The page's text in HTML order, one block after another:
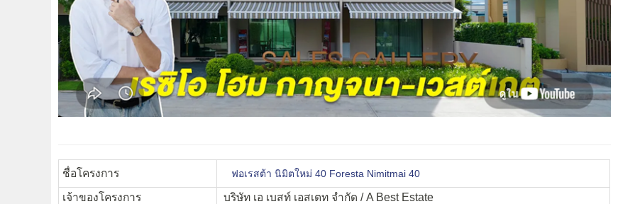
ชื่อโครงการ ฟอเรสต้า นิมิตใหม่ 40 Foresta Nimitmai 40
เจ้าของโครงการ
บริษัท เอ เบสท์ เอสเตท จำกัด / A Best Estate